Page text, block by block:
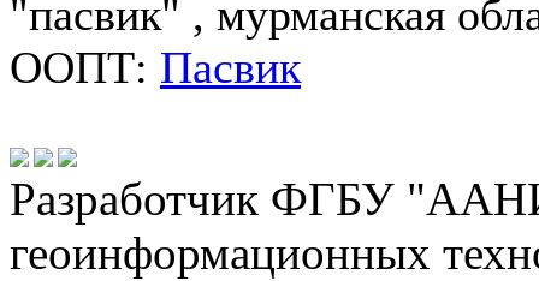
"пасвик" , мурманская
ООПТ: Пасвик
Разработчик ФГБУ
геоинформационных